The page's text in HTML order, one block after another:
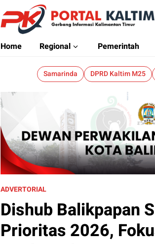
Portalkaltim.com
Berita Kaltim Terkini
Home Regional Pemerintah
Samarinda DPRD Kaltim M25
ADVERTORIAL
Dishub Balikpapan
Prioritas 2026,